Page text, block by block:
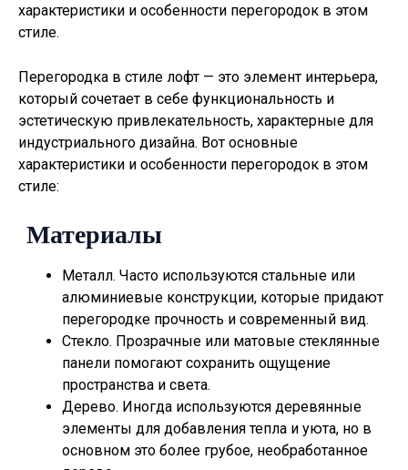
характеристики и особенности перегородок в этом
стиле.
Перегородка в стиле лофт — это элемент интерьера,
который сочетает в себе функциональность и
эстетическую привлекательность, характерные для
индустриального дизайна. Вот основные
характеристики и особенности перегородок в этом
стиле:
Материалы
Металл. Часто используются стальные или
алюминиевые конструкции, которые придают
перегородке прочность и современный вид.
Стекло. Прозрачные или матовые стеклянные
панели помогают сохранить ощущение
пространства и света.
Дерево. Иногда используются деревянные
элементы для добавления тепла и уюта, но в
основном это более грубое, необработанное